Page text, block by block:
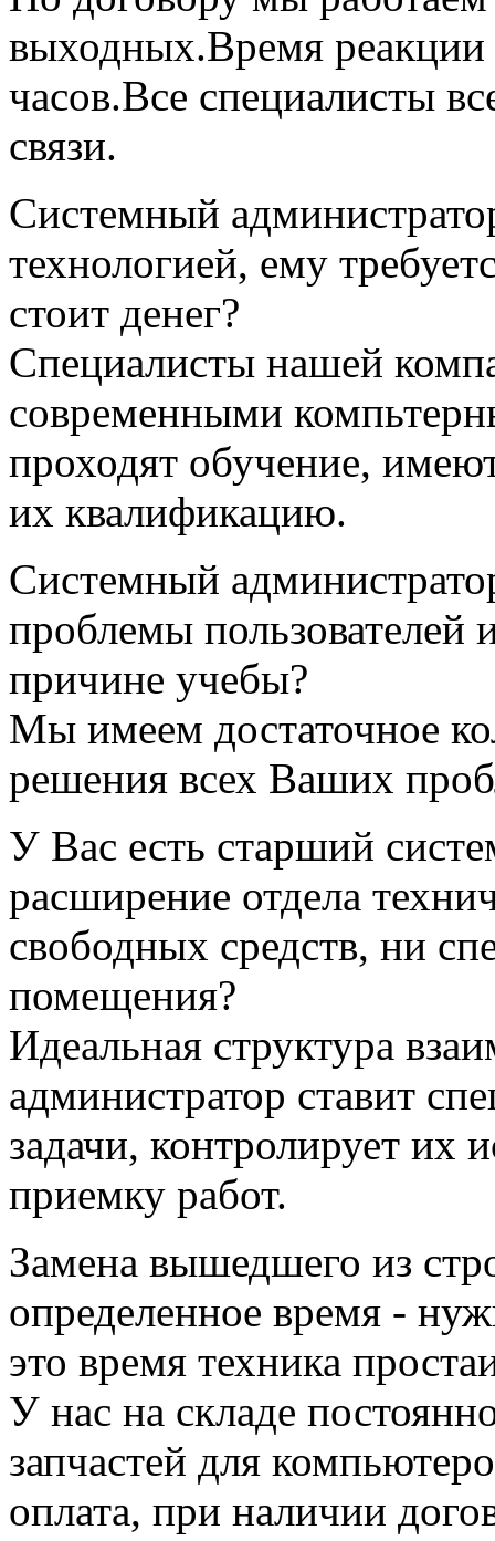
выходных.Время реакции
часов.Все специалисты
связи.
Системный
технологией, ему
стоит денег?
Специалисты нашей
современными
проходят обучение,
их квалификацию.
Системный
проблемы пользователей
причине учебы?
Мы имеем достаточное
решения всех Ваших
У Вас есть старший
расширение отдела
свободных средств, ни
помещения?
Идеальная структура
администратор ставит
задачи, контролирует их
приемку работ.
Замена вышедшего из
определенное время -
это время техника
У нас на складе
запчастей для
оплата, при наличии